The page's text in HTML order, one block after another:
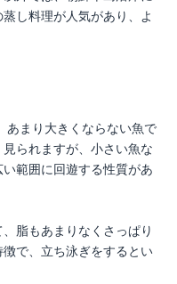
し料理が人気があり、よ
あまり大きくならない魚で
られますが、小さい魚な
範囲に回遊する性質があ
脂もあまりなくさっぱり
で、立ち泳ぎをするとい